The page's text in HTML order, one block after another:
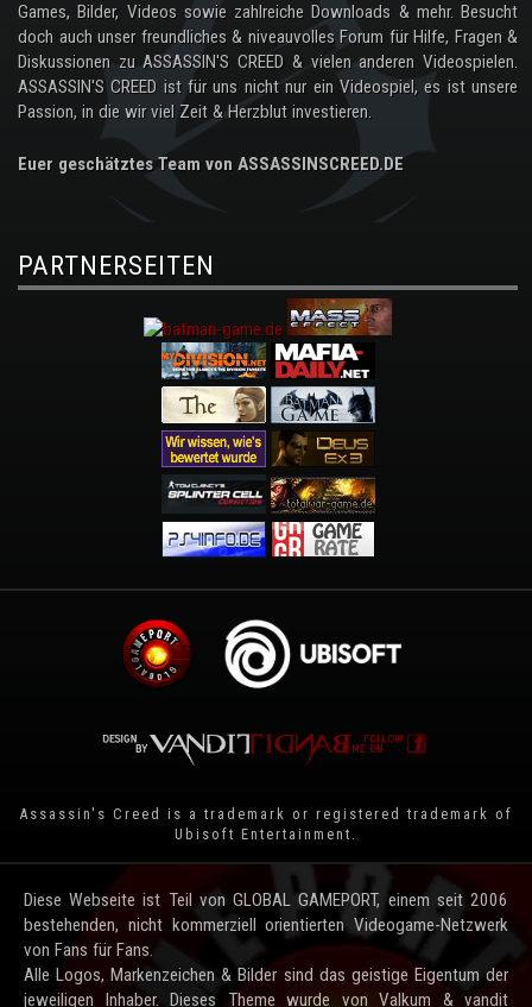
Games, Bilder, Videos sowie zahlreiche Downloads & mehr. Besucht
doch auch unser freundliches & niveauvolles Forum für Hilfe, Fragen &
Diskussionen zu ASSASSIN'S CREED & vielen anderen Videospielen.
ASSASSIN'S CREED ist für uns nicht nur ein Videospiel, es ist unsere
Passion, in die wir viel Zeit & Herzblut investieren.
Euer geschätztes Team von ASSASSINSCREED.DE
PARTNERSEITEN
Assassin's Creed is a trademark or registered trademark of
Ubisoft Entertainment
Diese Webseite ist Teil von GLOBAL GAMEPORT, einem seit 2006
bestehenden, nicht kommerziell orientierten Videogame-Netzwerk
von Fans für Fans.
Alle Logos, Markenzeichen & Bilder sind das geistige Eigentum der
jeweiligen Inhaber. Dieses Theme wurde von Valkum & vandit